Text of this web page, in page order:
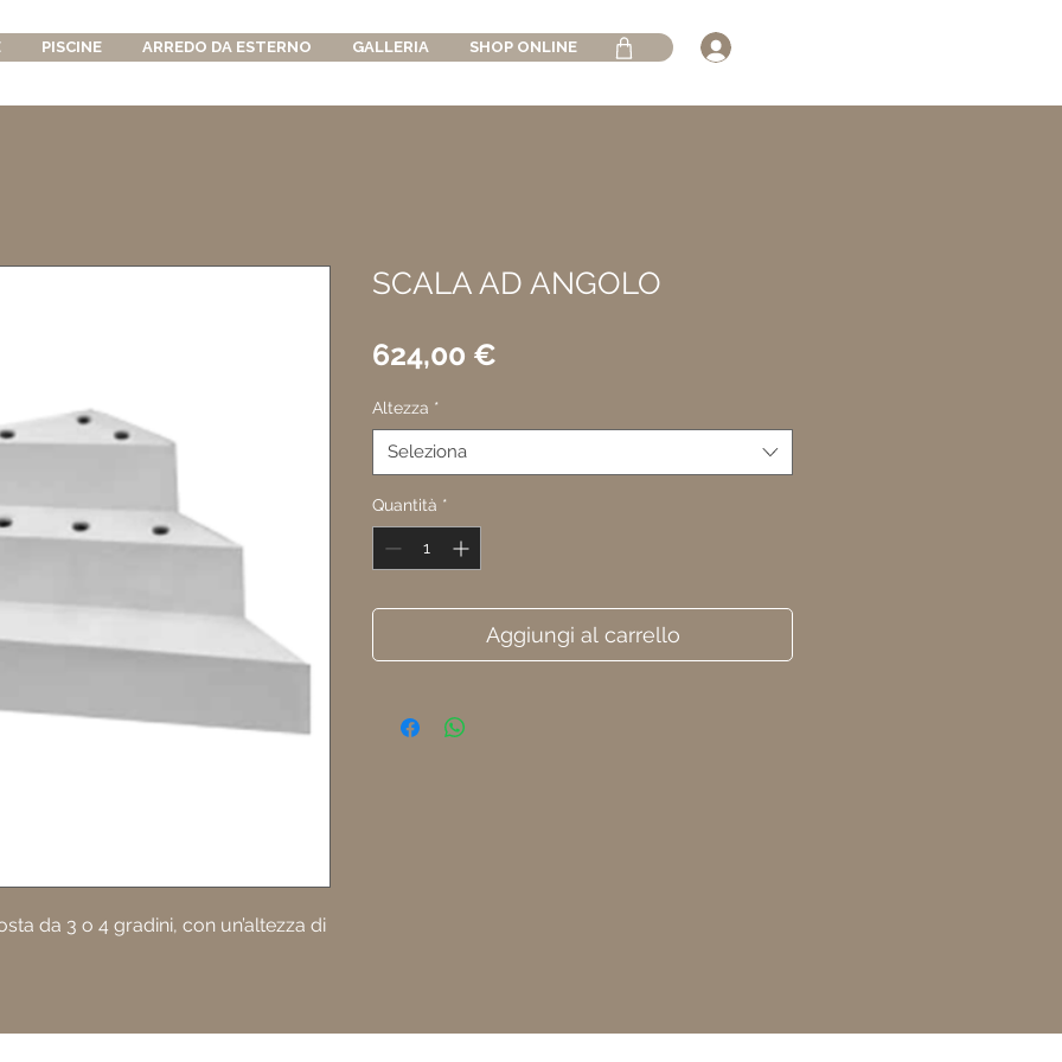
PISCINE ARREDO DA ESTERNO GALLERIA SHOP ONLINE
da 3 o 4 gradini, con un’altezza di
SCALA AD ANGOLO
624,00 €
Altezza *
Seleziona
Quantità *
Aggiungi al carrello